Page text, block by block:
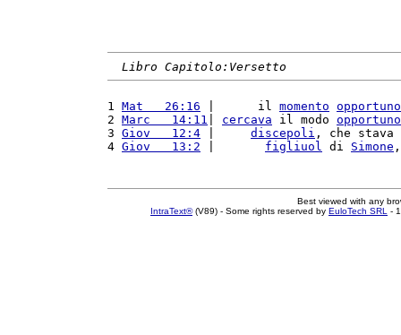
Libro Capitolo:Versetto
1 Mat   26:16 |      il momento opportuno
2 Marc   14:11 cercava il modo opportuno
3 Giov   12:4 discepoli , che
4 Giov   13:2 figliuol di Simone
Best viewed with any
IntraText®(V89) - Some rights reserved by EuloTech SRL -